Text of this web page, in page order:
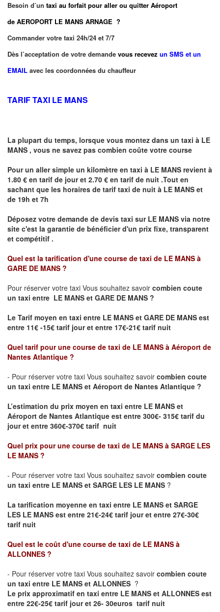
Besoin d’un taxi au forfait pour aller ou quitter Aéroport
de AEROPORT LE MANS ARNAGE ?
Commander votre taxi 24h/24 et 7/7
Dès l’acceptation de votre demande vous recevez un SMS et un
EMAIL avec les coordonnées du chauffeur
TARIF TAXI LE MANS
La plupart du temps, lorsque vous montez dans un taxi à LE
MANS , vous ne savez pas combien coûte votre course
Pour un aller simple un kilomètre en taxi à LE MANS revient à
1.80 € en tarif de jour et 2.70 € en tarif de nuit .Tout en
sachant que les horaires de tarif taxi de nuit à LE MANS et
de 19h et 7h
Déposez votre demande de devis taxi sur LE MANS via notre
site c'est la garantie de bénéficier d'un prix fixe, transparent
et compétitif .
Quel est la tarification d'une course de taxi de LE MANS à
GARE DE MANS ?
Pour réserver votre taxi Vous souhaitez savoir combien coute
un taxi entre LE MANS et GARE DE MANS ?
Le Tarif moyen en taxi entre LE MANS et GARE DE MANS est
entre 11€ -15€ tarif jour et entre 17€-21€ tarif nuit
Quel tarif pour une course de taxi de LE MANS à Aéroport de
Nantes Atlantique ?
- Pour réserver votre taxi Vous souhaitez savoir combien coute
un taxi entre LE MANS et Aéroport de Nantes Atlantique ?
L’estimation du prix moyen en taxi entre LE MANS et
Aéroport de Nantes Atlantique est entre 300€- 315€ tarif du
jour et entre 360€-370€ tarif nuit
Quel prix pour une course de taxi de LE MANS à SARGE LES
LE MANS ?
- Pour réserver votre taxi Vous souhaitez savoir combien coute
un taxi entre LE MANS et SARGE LES LE MANS ?
La tarification moyenne en taxi entre LE MANS et SARGE
LES LE MANS est entre 21€-24€ tarif jour et entre 27€-30€
tarif nuit
Quel est le coût d'une course de taxi de LE MANS à
ALLONNES ?
- Pour réserver votre taxi Vous souhaitez savoir combien coute
un taxi entre LE MANS et ALLONNES ?
Le prix approximatif en taxi entre LE MANS et ALLONNES est
entre 22€-25€ tarif jour et 26- 30euros tarif nuit